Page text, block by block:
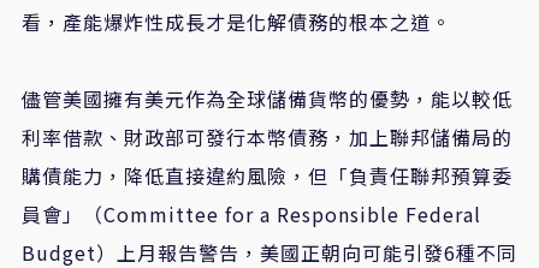
看，產能爆炸性成長才是化解債務的根本之道。
儘管美國擁有美元作為全球儲備貨幣的優勢，能以較低
利率借款、財政部可發行本幣債務，加上聯邦儲備局的
購債能力，降低直接違約風險，但「負責任聯邦預算委
員會」（Committee for a Responsible Federal
Budget）上月報告警告，美國正朝向可能引發6種不同